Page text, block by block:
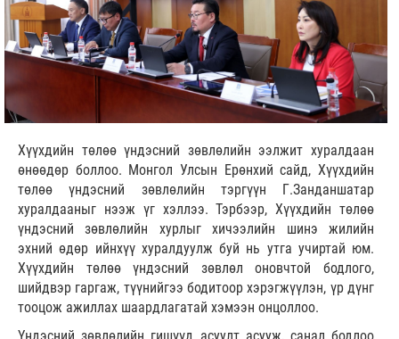
Хүүхдийн төлөө үндэсний зөвлөлийн ээлжит хуралдаан
өнөөдөр боллоо. Монгол Улсын Ерөнхий сайд, Хүүхдийн
төлөө үндэсний зөвлөлийн тэргүүн Г.Занданшатар
хуралдааныг нээж үг хэллээ. Тэрбээр, Хүүхдийн төлөө
үндэсний зөвлөлийн хурлыг хичээлийн шинэ жилийн
эхний өдөр ийнхүү хуралдуулж буй нь утга учиртай юм.
Хүүхдийн төлөө үндэсний зөвлөл оновчтой бодлого,
шийдвэр гаргаж, түүнийгээ бодитоор хэрэгжүүлэн, үр дүнг
тооцож ажиллах шаардлагатай хэмээн онцоллоо.